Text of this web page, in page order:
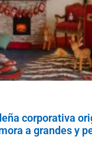
corporativa
a grandes y